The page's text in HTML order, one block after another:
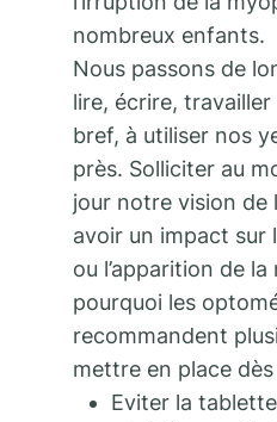
nombreux enfants.
Nous passons de
lire, écrire,
bref, à utiliser nos
près. Solliciter au
jour notre vision de
avoir un impact sur
ou l’apparition de la
pourquoi les
recommandent
mettre en place dès
Eviter la